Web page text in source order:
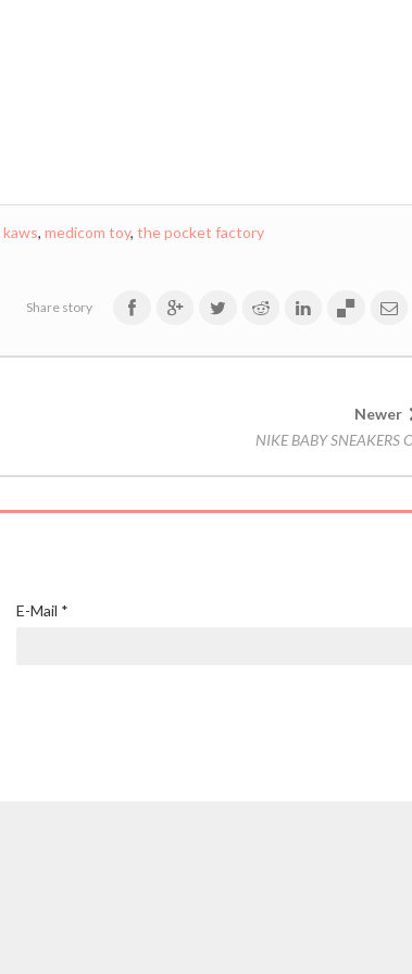
kaws, medicom toy, the pocket factory
Share story
Newer
NIKE BABY SNEAKERS
E-Mail *